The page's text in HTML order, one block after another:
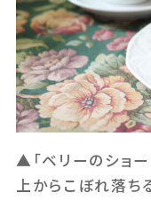
▲「ベリーのショ
上からこぼれ落ち